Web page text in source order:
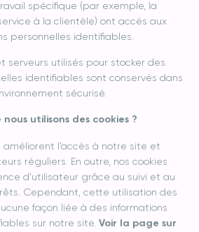
spécifique (par exemple, la
à la clientèle) ont accès aux
personnelles identifiables.
serveurs utilisés pour stocker des
identifiables sont conservés dans
sécurisé.
nous utilisons des cookies ?
améliorent l’accès à notre site et
réguliers. En outre, nos cookies
d’utilisateur grâce au suivi et au
Cependant, cette utilisation des
façon liée à des informations
sur notre site. Voir la page sur